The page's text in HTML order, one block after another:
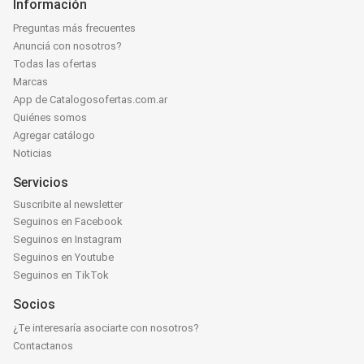
Información
Preguntas más frecuentes
Anunciá con nosotros?
Todas las ofertas
Marcas
App de Catalogosofertas.com.ar
Quiénes somos
Agregar catálogo
Noticias
Servicios
Suscribite al newsletter
Seguinos en Facebook
Seguinos en Instagram
Seguinos en Youtube
Seguinos en TikTok
Socios
¿Te interesaría asociarte con nosotros?
Contactanos